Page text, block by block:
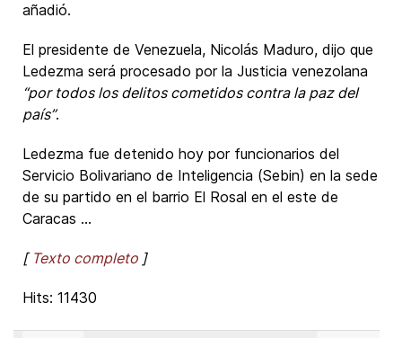
añadió.
El presidente de Venezuela, Nicolás Maduro, dijo que
Ledezma será procesado por la Justicia venezolana
“por todos los delitos cometidos contra la paz del
país”.
Ledezma fue detenido hoy por funcionarios del
Servicio Bolivariano de Inteligencia (Sebin) en la sede
de su partido en el barrio El Rosal en el este de
Caracas ...
[ Texto completo ]
Hits: 11430